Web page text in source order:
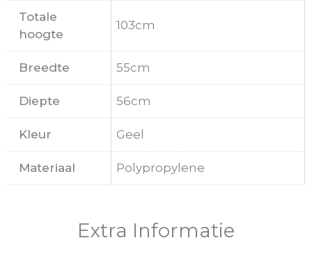
Totale
hoogte
103cm
Breedte 55cm
Diepte 56cm
Kleur Geel
Materiaal Polypropylene
Extra Informatie